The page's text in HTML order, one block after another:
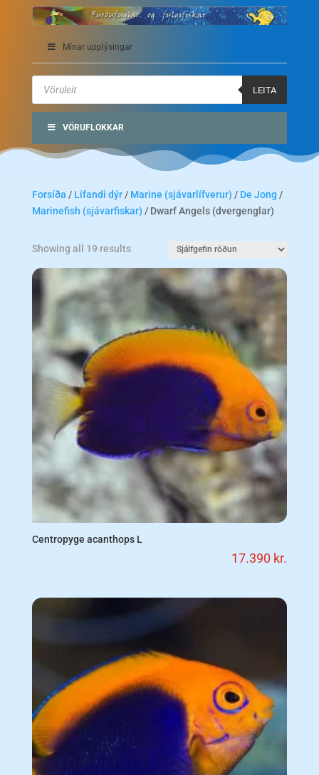
Mínar upplýsingar
Products
search
LEITA
VÖRUFLOKKAR
Forsíða / Lifandi dýr/ Marine (sjávarlífverur) / De Jong /
Marinefish (sjávarfiskar) / Dwarf Angels (dvergenglar)
Showing all 19 results
Centropyge acanthops L
17.390 kr.